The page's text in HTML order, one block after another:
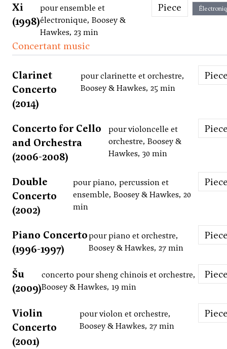
Xi
(1998)
pour ensemble et
électronique, Boosey &
Hawkes, 23 min
Piece
Concertant music
Clarinet
Concerto
(2014)
pour clarinette et orchestre,
Boosey & Hawkes, 25 min
Concerto for Cello
and Orchestra
(2006-2008)
pour violoncelle et
orchestre, Boosey &
Hawkes, 30 min
Double
Concerto
(2002)
pour piano, percussion et
ensemble, Boosey & Hawkes, 20
min
Piano Concerto
(1996-1997)
pour piano et orchestre,
Boosey & Hawkes, 27 min
Šu
(2009)
concerto pour sheng chinois et orchestre,
Boosey & Hawkes, 19 min
Violin
Concerto
(2001)
pour violon et orchestre,
Boosey & Hawkes, 27 min